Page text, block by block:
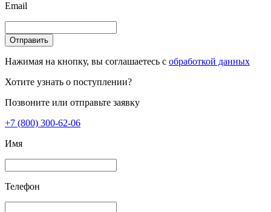
Email
Отправить
Нажимая на кнопку, вы соглашаетесь с обработкой данных
Хотите узнать о поступлении?
Позвоните или отправьте заявку
+7 (800) 300-62-06
Имя
Телефон